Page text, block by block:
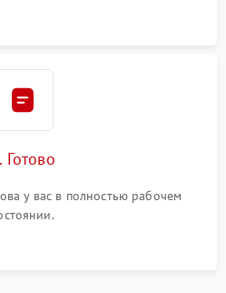
Готово
у вас в полностью рабочем